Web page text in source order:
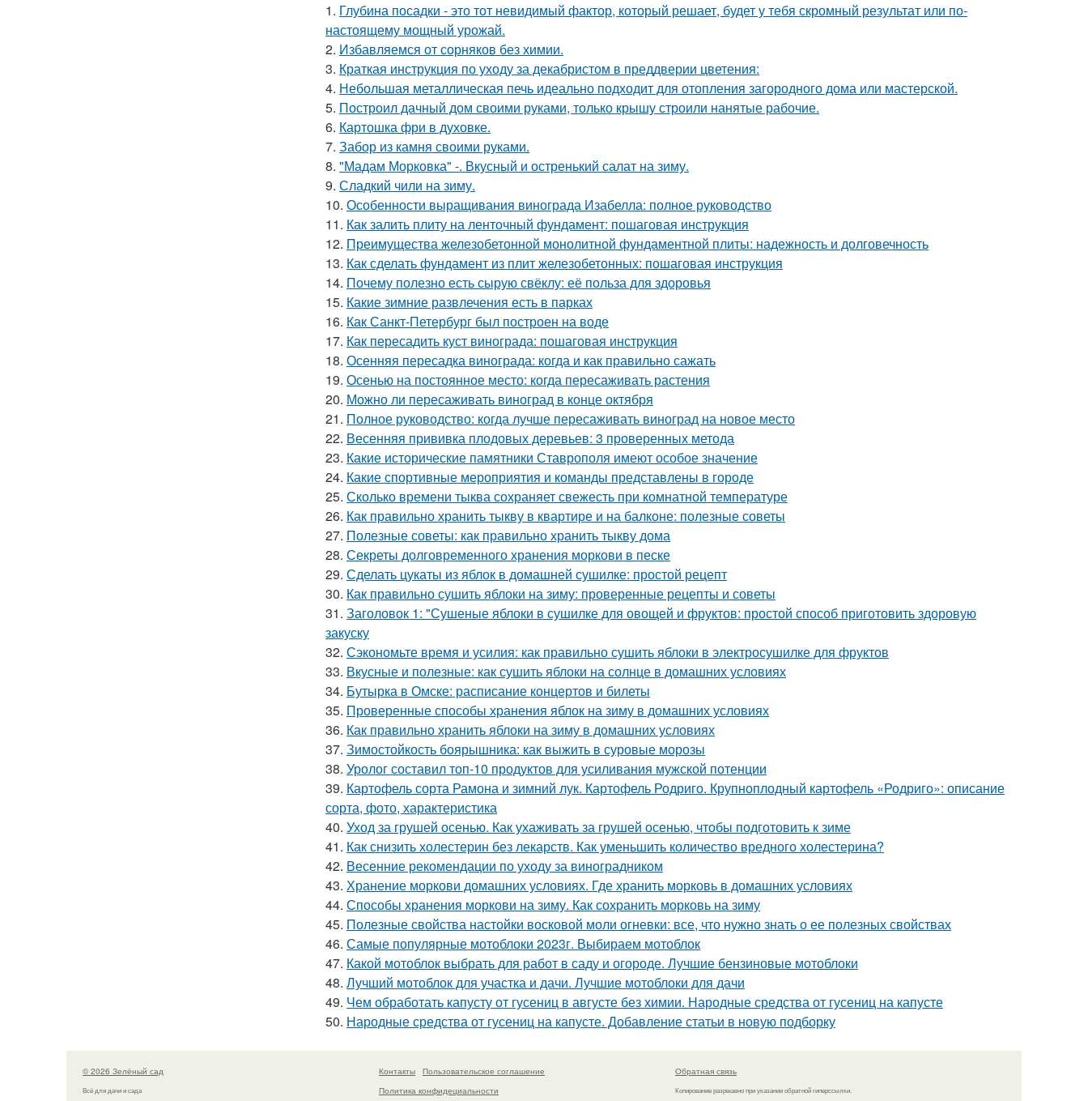
1. Глубина посадки - это тот невидимый фактор, который решает, будет у тебя скромный результат или по-
настоящему мощный урожай.
2. Избавляемся от сорняков без химии.
3. Краткая инструкция по уходу за декабристом в преддверии цветения:
4. Небольшая металлическая печь идеально подходит для отопления загородного дома или мастерской.
5. Построил дачный дом своими руками, только крышу строили нанятые рабочие.
6. Картошка фри в духовке.
7. Забор из камня своими руками.
8. "Мадам Морковка" -. Вкусный и остренький салат на зиму.
9. Сладкий чили на зиму.
10. Особенности выращивания винограда Изабелла: полное руководство
11. Как залить плиту на ленточный фундамент: пошаговая инструкция
12. Преимущества железобетонной монолитной фундаментной плиты: надежность и долговечность
13. Как сделать фундамент из плит железобетонных: пошаговая инструкция
14. Почему полезно есть сырую свёклу: её польза для здоровья
15. Какие зимние развлечения есть в парках
16. Как Санкт-Петербург был построен на воде
17. Как пересадить куст винограда: пошаговая инструкция
18. Осенняя пересадка винограда: когда и как правильно сажать
19. Осенью на постоянное место: когда пересаживать растения
20. Можно ли пересаживать виноград в конце октября
21. Полное руководство: когда лучше пересаживать виноград на новое место
22. Весенняя прививка плодовых деревьев: 3 проверенных метода
23. Какие исторические памятники Ставрополя имеют особое значение
24. Какие спортивные мероприятия и команды представлены в городе
25. Сколько времени тыква сохраняет свежесть при комнатной температуре
26. Как правильно хранить тыкву в квартире и на балконе: полезные советы
27. Полезные советы: как правильно хранить тыкву дома
28. Секреты долговременного хранения моркови в песке
29. Сделать цукаты из яблок в домашней сушилке: простой рецепт
30. Как правильно сушить яблоки на зиму: проверенные рецепты и советы
31. Заголовок 1: "Сушеные яблоки в сушилке для овощей и фруктов: простой способ приготовить здоровую
закуску
32. Сэкономьте время и усилия: как правильно сушить яблоки в электросушилке для фруктов
33. Вкусные и полезные: как сушить яблоки на солнце в домашних условиях
34. Бутырка в Омске: расписание концертов и билеты
35. Проверенные способы хранения яблок на зиму в домашних условиях
36. Как правильно хранить яблоки на зиму в домашних условиях
37. Зимостойкость боярышника: как выжить в суровые морозы
38. Уролог составил топ-10 продуктов для усиливания мужской потенции
39. Картофель сорта Рамона и зимний лук. Картофель Родриго. Крупноплодный картофель «Родриго»: описание
сорта, фото, характеристика
40. Уход за грушей осенью. Как ухаживать за грушей осенью, чтобы подготовить к зиме
41. Как снизить холестерин без лекарств. Как уменьшить количество вредного холестерина?
42. Весенние рекомендации по уходу за виноградником
43. Хранение моркови домашних условиях. Где хранить морковь в домашних условиях
44. Способы хранения моркови на зиму. Как сохранить морковь на зиму
45. Полезные свойства настойки восковой моли огневки: все, что нужно знать о ее полезных свойствах
46. Самые популярные мотоблоки 2023г. Выбираем мотоблок
47. Какой мотоблок выбрать для работ в саду и огороде. Лучшие бензиновые мотоблоки
48. Лучший мотоблок для участка и дачи. Лучшие мотоблоки для дачи
49. Чем обработать капусту от гусениц в августе без химии. Народные средства от гусениц на капусте
50. Народные средства от гусениц на капусте. Добавление статьи в новую подборку
© 2026 Зелёный сад
Всё для дачи и сада
Контакты
Пользовательское соглашение
Политика конфидециальности
Обратная связь
Копирование разрешено при указании обратной гиперссылки.